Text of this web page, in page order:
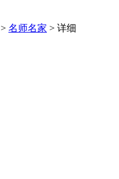
> 名师名家 > 详细